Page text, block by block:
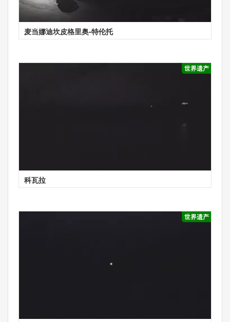
麦当娜迪坎皮格里奥-特伦托
世界遗产
科瓦拉
世界遗产